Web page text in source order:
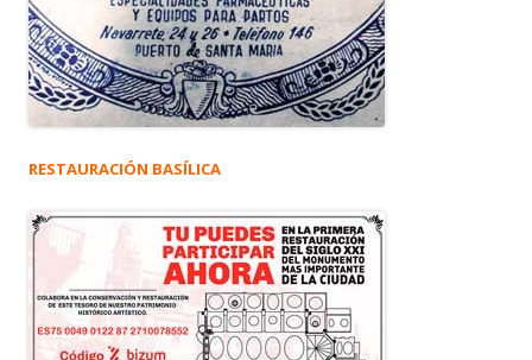
RESTAURACIÓN BASÍLICA